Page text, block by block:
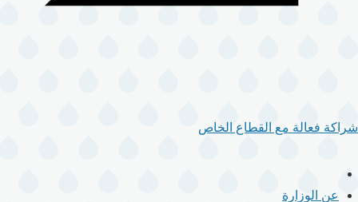
شراكة فعالة مع القطاع الخاص
القائمة
الرئيسيةعن الوزارة